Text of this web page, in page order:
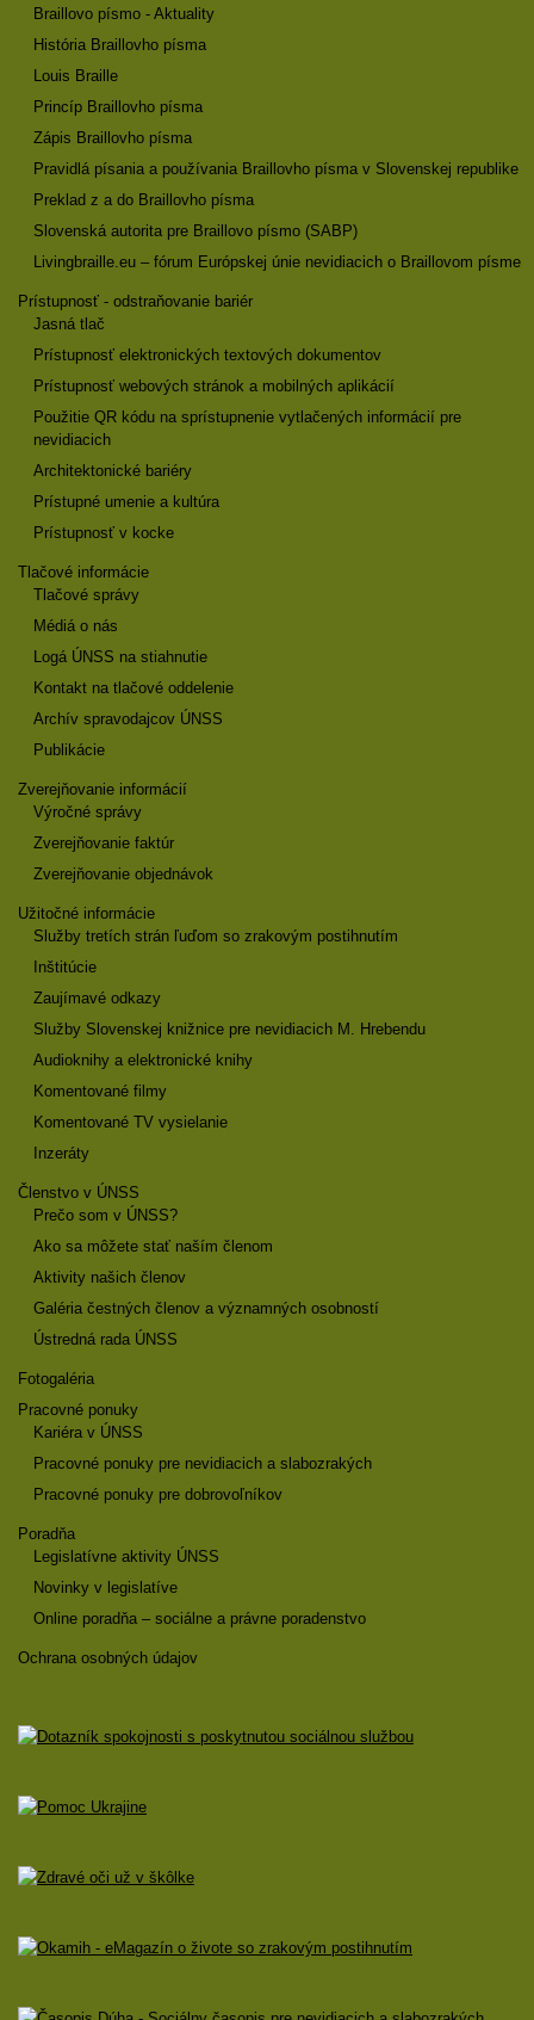
Braillovo písmo - Aktuality
História Braillovho písma
Louis Braille
Princíp Braillovho písma
Zápis Braillovho písma
Pravidlá písania a používania Braillovho písma v Slovenskej republike
Preklad z a do Braillovho písma
Slovenská autorita pre Braillovo písmo (SABP)
Livingbraille.eu – fórum Európskej únie nevidiacich o Braillovom písme
Prístupnosť - odstraňovanie bariér
Jasná tlač
Prístupnosť elektronických textových dokumentov
Prístupnosť webových stránok a mobilných aplikácií
Použitie QR kódu na sprístupnenie vytlačených informácií pre
nevidiacich
Architektonické bariéry
Prístupné umenie a kultúra
Prístupnosť v kocke
Tlačové informácie
Tlačové správy
Médiá o nás
Logá ÚNSS na stiahnutie
Kontakt na tlačové oddelenie
Archív spravodajcov ÚNSS
Publikácie
Zverejňovanie informácií
Výročné správy
Zverejňovanie faktúr
Zverejňovanie objednávok
Užitočné informácie
Služby tretích strán ľuďom so zrakovým postihnutím
Inštitúcie
Zaujímavé odkazy
Služby Slovenskej knižnice pre nevidiacich M. Hrebendu
Audioknihy a elektronické knihy
Komentované filmy
Komentované TV vysielanie
Inzeráty
Členstvo v ÚNSS
Prečo som v ÚNSS?
Ako sa môžete stať naším členom
Aktivity našich členov
Galéria čestných členov a významných osobností
Ústredná rada ÚNSS
Fotogaléria
Pracovné ponuky
Kariéra v ÚNSS
Pracovné ponuky pre nevidiacich a slabozrakých
Pracovné ponuky pre dobrovoľníkov
Poradňa
Legislatívne aktivity ÚNSS
Novinky v legislatíve
Online poradňa – sociálne a právne poradenstvo
Ochrana osobných údajov